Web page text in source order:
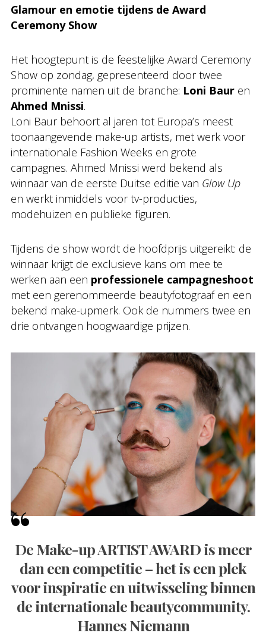
Glamour en emotie tijdens de Award
Ceremony Show
Het hoogtepunt is de feestelijke Award Ceremony
Show op zondag, gepresenteerd door twee
prominente namen uit de branche: Loni Baur en
Ahmed Mnissi.
Loni Baur behoort al jaren tot Europa’s meest
toonaangevende make-up artists, met werk voor
internationale Fashion Weeks en grote
campagnes. Ahmed Mnissi werd bekend als
winnaar van de eerste Duitse editie van Glow Up
en werkt inmiddels voor tv-producties,
modehuizen en publieke figuren.
Tijdens de show wordt de hoofdprijs uitgereikt: de
winnaar krijgt de exclusieve kans om mee te
werken aan een professionele campagneshoot
met een gerenommeerde beautyfotograaf en een
bekend make-upmerk. Ook de nummers twee en
drie ontvangen hoogwaardige prijzen.
De Make-up ARTIST AWARD is meer
dan een competitie – het is een plek
voor inspiratie en uitwisseling binnen
de internationale beautycommunity.
Hannes Niemann